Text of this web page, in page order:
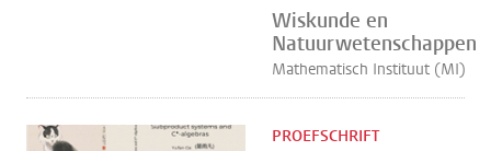
Wiskunde en
Natuurwetenschappen
Mathematisch Instituut (MI)
PROEFSCHRIFT